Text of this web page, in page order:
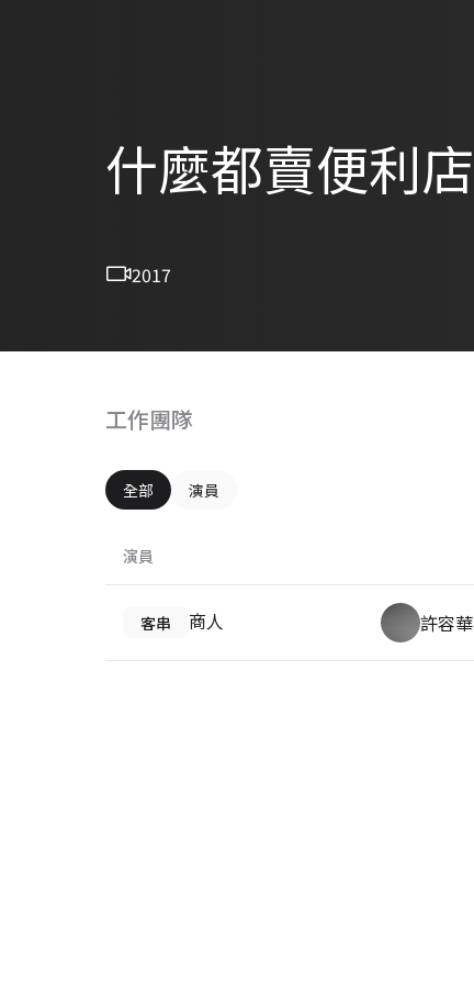
什麼都賣便利店
2017
工作團隊
全部 演員
演員
客串 商人 許容華